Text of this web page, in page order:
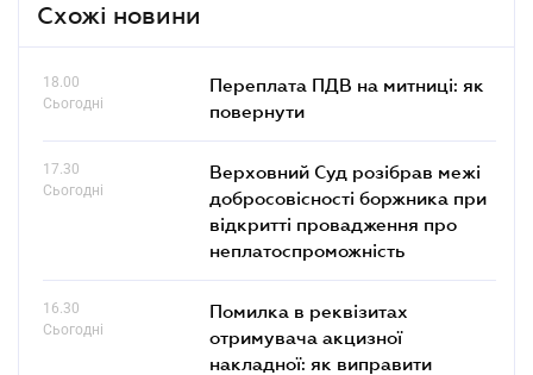
Схожі новини
18.00
Сьогодні
Переплата ПДВ на митниці: як
повернути
17.30
Сьогодні
Верховний Суд розібрав межі
добросовісності боржника при
відкритті провадження про
неплатоспроможність
16.30
Сьогодні
Помилка в реквізитах
отримувача акцизної
накладної: як виправити